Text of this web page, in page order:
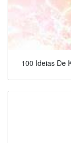
100 Ideias De